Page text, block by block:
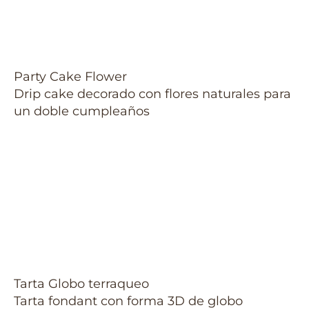
Party Cake Flower
Drip cake decorado con flores naturales para
un doble cumpleaños
Tarta Globo terraqueo
Tarta fondant con forma 3D de globo